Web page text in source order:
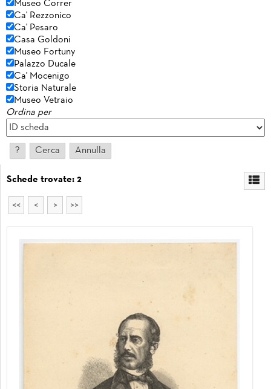
Museo Correr
Ca' Rezzonico
Ca' Pesaro
Casa Goldoni
Museo Fortuny
Palazzo Ducale
Ca' Mocenigo
Storia Naturale
Museo Vetraio
Ordina per
Schede trovate: 2
<< < > >>